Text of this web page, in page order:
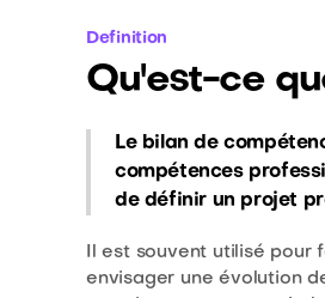
Definition
Qu'est-ce
Le bilan de
compétences
de définir un projet
Il est souvent utilisé pour
envisager une évolution